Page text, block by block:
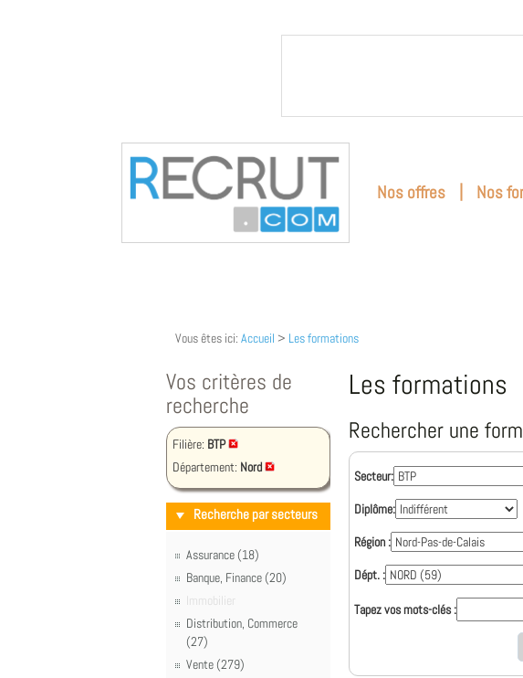
Nos offres | Nos
Vous êtes ici: Accueil > Les formations
Vos critères de
recherche
Filière: BTP
Département: Nord
Recherche par secteurs
Assurance (18)
Banque, Finance (20)
Immobilier
Distribution, Commerce
(27)
Vente (279)
Les formations
Rechercher une
Secteur:
Diplôme:
Région :
Dépt. :
Tapez vos mots-clés :